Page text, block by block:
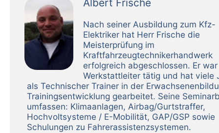
Albert Frische
Nach seiner Ausbildung zum Kfz-
Elektriker hat Herr Frische die
Meisterprüfung im
Kraftfahrzeugtechnikerhandwerk
erfolgreich abgeschlossen. Er
Werkstattleiter tätig und hat viele
als Technischer Trainer in der
Trainingsentwicklung gearbeitet. Seine
umfassen: Klimaanlagen, Airbag/Gurtstraffer,
Hochvoltsysteme / E-Mobilität, GAP/GSP sowie
Schulungen zu Fahrerassistenzsystemen.